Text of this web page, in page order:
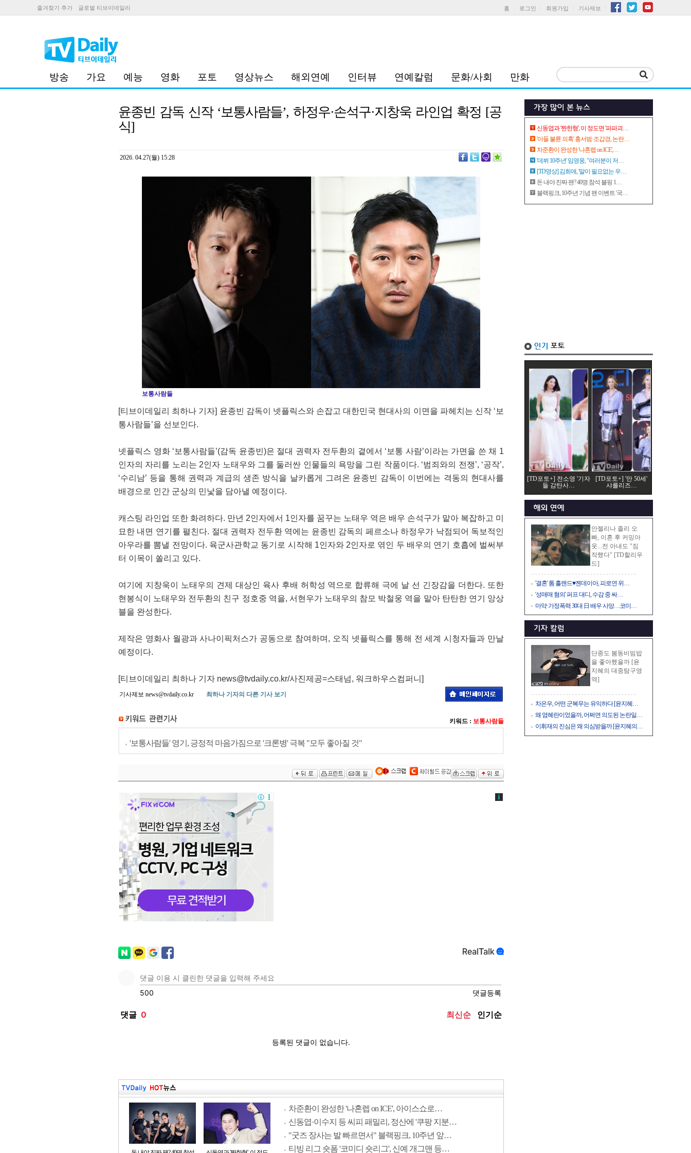
즐겨찾기 추가 글로벌 티브이데일리 홈 로그인 회원가입 기사제보
방송 가요 예능 영화 포토 영상뉴스 해외연예 인터뷰 연예칼럼 문화/사회 만화
윤종빈 감독 신작 ‘보통사람들’, 하정우·손석구·지창욱 라인업 확정 [공
식]
2026. 04.27(월) 15:28
보통사람들
[티브이데일리 최하나 기자] 윤종빈 감독이 넷플릭스와 손잡고 대한민국 현대사의 이면을 파헤치는 신작 ‘보
통사람들’을 선보인다.
넷플릭스 영화 ‘보통사람들’(감독 윤종빈)은 절대 권력자 전두환의 곁에서 ‘보통 사람’이라는 가면을 쓴 채 1
인자의 자리를 노리는 2인자 노태우와 그를 둘러싼 인물들의 욕망을 그린 작품이다. ‘범죄와의 전쟁’, ‘공작’,
‘수리남’ 등을 통해 권력과 계급의 생존 방식을 날카롭게 그려온 윤종빈 감독이 이번에는 격동의 현대사를
배경으로 인간 군상의 민낯을 담아낼 예정이다.
캐스팅 라인업 또한 화려하다. 만년 2인자에서 1인자를 꿈꾸는 노태우 역은 배우 손석구가 맡아 복잡하고 미
묘한 내면 연기를 펼친다. 절대 권력자 전두환 역에는 윤종빈 감독의 페르소나 하정우가 낙점되어 독보적인
아우라를 뽐낼 전망이다. 육군사관학교 동기로 시작해 1인자와 2인자로 엮인 두 배우의 연기 호흡에 벌써부
터 이목이 쏠리고 있다.
여기에 지창욱이 노태우의 견제 대상인 육사 후배 허학성 역으로 합류해 극에 날 선 긴장감을 더한다. 또한
현봉식이 노태우와 전두환의 친구 정호중 역을, 서현우가 노태우의 참모 박철웅 역을 맡아 탄탄한 연기 앙상
블을 완성한다.
제작은 영화사 월광과 사나이픽처스가 공동으로 참여하며, 오직 넷플릭스를 통해 전 세계 시청자들과 만날
예정이다.
[티브이데일리 최하나 기자 news@tvdaily.co.kr/사진제공=스태넘, 워크하우스컴퍼니]
기사제보 news@tvdaily.co.kr 최하나 기자의 다른 기사 보기
키워드 : 보통사람들
'보통사람들' 영기, 긍정적 마음가짐으로 '크론병' 극복 "모두 좋아질 것"
차준환이 완성한 '나혼렙 on ICE', 아이스쇼로…
신동엽·이수지 등 씨피 패밀리, 정산에 '쿠팡 지분…
"굿즈 장사는 발 빠르면서" 블랙핑크, 10주년 앞…
티빙 리그 숏폼 '코미디 숏리그', 신예 개그맨 등…
신동엽과 '짠한형', 이 정도면 '파파괴…
'아들 불륜 의혹' 홍서범·조갑경, 논란…
차준환이 완성한 '나혼렙 on ICE',…
'데뷔 10주년' 임영웅, "여러분이 저…
[TD영상] 김희애, '말이 필요없는 우…
돈 내야 진짜 팬? 40명 참석 블핑 1…
블랙핑크, 10주년 기념 팬 이벤트 '국…
[TD포토+] 전소영 '기자
들 감탄사…
[TD포토+] '만 50세'
샤를리즈…
안젤리나 졸리 오
빠, 이혼 후 커밍아
웃...전 아내도 "짐
작했다" [TD할리우
드]
'결혼' 톰 홀랜드♥젠데이아, 피로연 위…
'성매매 혐의' 퍼프 대디, 수감 중 싸…
마약·가정폭력 30대 日 배우 사망…코미…
단종도 봄동비빔밥
을 좋아했을까 [윤
지혜의 대중탐구영
역]
차은우, 어떤 군복무는 유익하다 [윤지혜…
왜 염혜란이었을까, 어쩌면 의도된 논란일…
이휘재의 진심은 왜 의심받을까 [윤지혜의…